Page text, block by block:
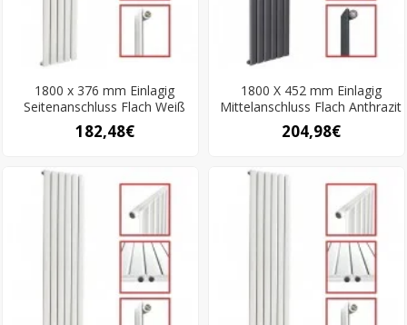
1800 x 376 mm Einlagig
Seitenanschluss Flach Weiß
182,48€
1800 X 452 mm Einlagig
Mittelanschluss Flach Anthrazit
204,98€